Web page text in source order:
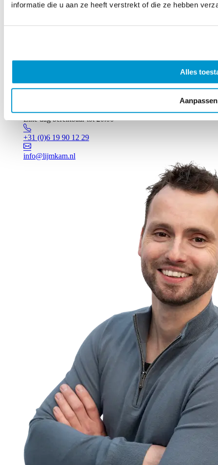
informatie die u aan ze heeft verstrekt of die ze hebben
Alles
Aanpassen
Elke dag bereikbaar tot 20:00
+31 (0)6 19 90 12 29
info@lijmkam.nl